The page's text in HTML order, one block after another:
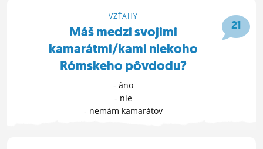
21
VZŤAHY
Máš medzi svojimi
kamarátmi/kami niekoho
Rómskeho pôvdodu?
- áno
- nie
- nemám kamarátov